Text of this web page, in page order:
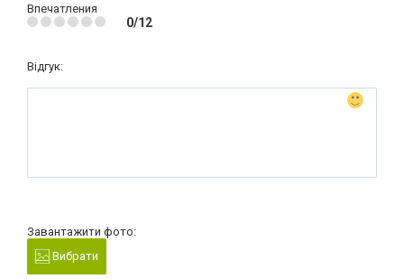
Впечатления
0/12
Відгук:
Завантажити фото:
Вибрати